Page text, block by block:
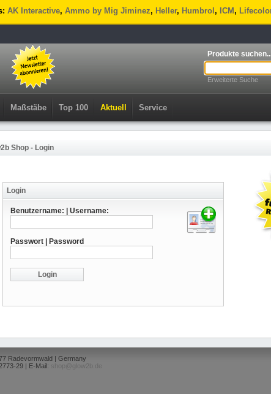
AK Interactive, Ammo by Mig Jiminez, Heller, Humbrol , ICM,
Produkte
Erweiterte Suche
Maßstäbe Top 100 Aktuell Service
Shop - Login
Login
Benutzername: | Username:
Passwort | Password
Radevormwald | Germany
29 | E-Mail:
shop@glow2b.de